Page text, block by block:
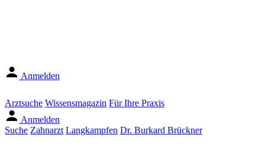
Anmelden
Arztsuche Wissensmagazin Für Ihre Praxis
Anmelden
Suche Zahnarzt Langkampfen Dr. Burkard Brückner